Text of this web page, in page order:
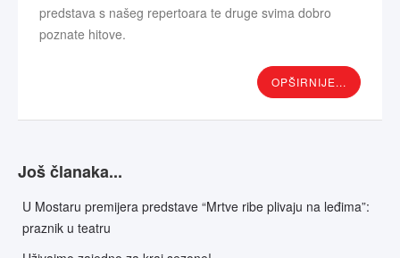
predstava s našeg repertoara te druge svima dobro
poznate hitove.
OPŠIRNIJE...
Još članaka...
U Mostaru premijera predstave “Mrtve ribe plivaju na leđima”:
praznik u teatru